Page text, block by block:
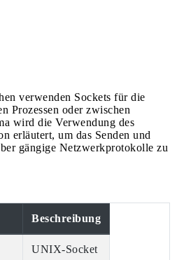
verwenden Sockets für die
Prozessen oder zwischen
wird die Verwendung des
erläutert, um das Senden und
gängige Netzwerkprotokolle zu
Beschreibung
UNIX-Socket